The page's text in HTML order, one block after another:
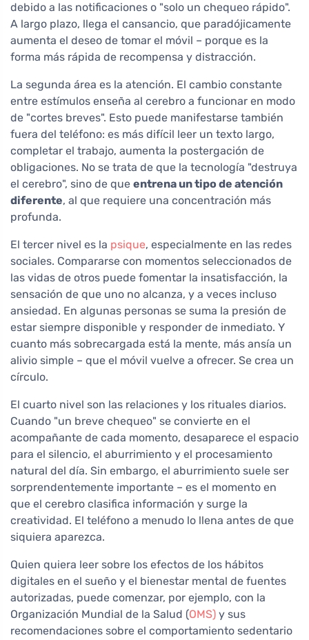
debido a las notificaciones o "solo un chequeo rápido".
A largo plazo, llega el cansancio, que paradójicamente
aumenta el deseo de tomar el móvil – porque es la
forma más rápida de recompensa y distracción.
La segunda área es la atención. El cambio constante
entre estímulos enseña al cerebro a funcionar en modo
de "cortes breves". Esto puede manifestarse también
fuera del teléfono: es más difícil leer un texto largo,
completar el trabajo, aumenta la postergación de
obligaciones. No se trata de que la tecnología "destruya
el cerebro", sino de que entrena un tipo de atención
diferente, al que requiere una concentración más
profunda.
El tercer nivel es la psique, especialmente en las redes
sociales. Compararse con momentos seleccionados de
las vidas de otros puede fomentar la insatisfacción, la
sensación de que uno no alcanza, y a veces incluso
ansiedad. En algunas personas se suma la presión de
estar siempre disponible y responder de inmediato. Y
cuanto más sobrecargada está la mente, más ansía un
alivio simple – que el móvil vuelve a ofrecer. Se crea un
círculo.
El cuarto nivel son las relaciones y los rituales diarios.
Cuando "un breve chequeo" se convierte en el
acompañante de cada momento, desaparece el espacio
para el silencio, el aburrimiento y el procesamiento
natural del día. Sin embargo, el aburrimiento suele ser
sorprendentemente importante – es el momento en
que el cerebro clasifica información y surge la
creatividad. El teléfono a menudo lo llena antes de que
siquiera aparezca.
Quien quiera leer sobre los efectos de los hábitos
digitales en el sueño y el bienestar mental de fuentes
autorizadas, puede comenzar, por ejemplo, con la
Organización Mundial de la Salud (OMS) y sus
recomendaciones sobre el comportamiento sedentario